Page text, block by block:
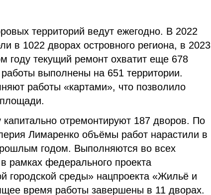
территорий ведут ежегодно. В 2022
в 1022 дворах островного региона, в 2023
году текущий ремонт охватит еще 678
выполнены на 651 территории.
работы «картами», что позволило
отремонтируют 187 дворов. По
Лимаренко объёмы работ нарастили в
годом. Выполняются во всех
рамках федерального проекта
городской среды» нацпроекта «Жильё и
время работы завершены в 11 дворах.